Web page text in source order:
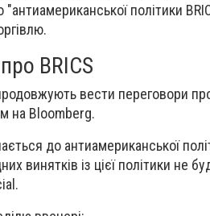
"антиамериканської політики
BRICS
вести переговори
на Bloomberg.
до антиамериканської
винятків із цієї політики не